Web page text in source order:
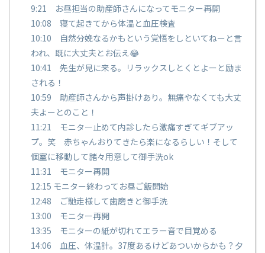
9:21 お昼担当の助産師さんになってモニター再開
10:08 寝て起きてから体温と血圧検査
10:10 自然分娩なるかもという覚悟をしといてねーと言
われ、既に大丈夫とお伝え😂
10:41 先生が見に来る。リラックスしとくとよーと励ま
される！
10:59 助産師さんから声掛けあり。無痛やなくても大丈
夫よーとのこと！
11:21 モニター止めて内診したら激痛すぎてギブアッ
プ。笑 赤ちゃんおりてきたら楽になるらしい！そして
個室に移動して諸々用意して御手洗ok
11:31 モニター再開
12:15 モニター終わってお昼ご飯開始
12:48 ご馳走様して歯磨きと御手洗
13:00 モニター再開
13:35 モニターの紙が切れてエラー音で目覚める
14:06 血圧、体温計。37度あるけどあついからかも？夕